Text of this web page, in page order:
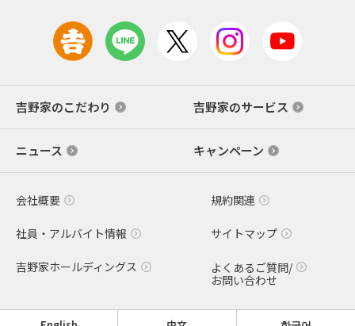
吉野家のこだわり 吉野家のサービス
ニュース キャンペーン
会社概要 規約関連
社員・アルバイト情報 サイトマップ
吉野家ホールディングス
よくあるご質問/
お問い合わせ